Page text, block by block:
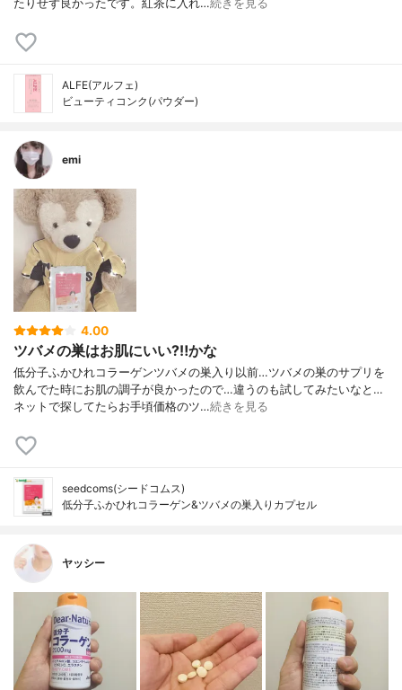
たりせず良かったです。紅茶に入れ…続きを見る
ALFE(アルフェ)
ビューティコンク(パウダー)
emi
4.00
ツバメの巣はお肌にいい?‼️かな
低分子ふかひれコラーゲンツバメの巣入り以前…ツバメの巣のサプリを
飲んでた時にお肌の調子が良かったので…違うのも試してみたいなと…
ネットで探してたらお手頃価格のツ…続きを見る
seedcoms(シードコムス)
低分子ふかひれコラーゲン&ツバメの巣入りカプセル
ヤッシー